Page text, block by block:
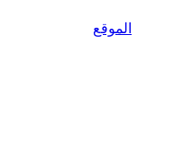
الموقع